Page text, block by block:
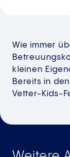
Wie immer
kleinen
Bereits in
Vetter-Kids-